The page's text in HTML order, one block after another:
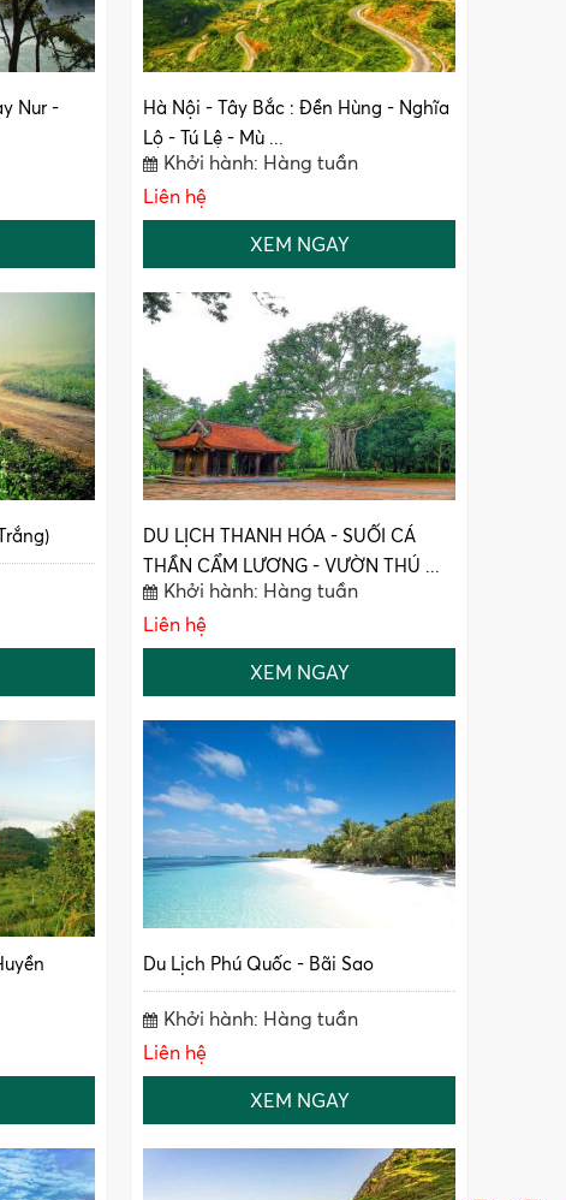
Nur -
Hà Nội - Tây Bắc : Đền Hùng - Nghĩa
Lộ - Tú Lệ - Mù ...
Khởi hành: Hàng tuần
Liên hệ
XEM NGAY
DU LỊCH THANH HÓA - SUỐI CÁ
THẦN CẨM LƯƠNG - VƯỜN THÚ ...
Khởi hành: Hàng tuần
Liên hệ
XEM NGAY
Du Lịch Phú Quốc - Bãi Sao
Khởi hành: Hàng tuần
Liên hệ
XEM NGAY